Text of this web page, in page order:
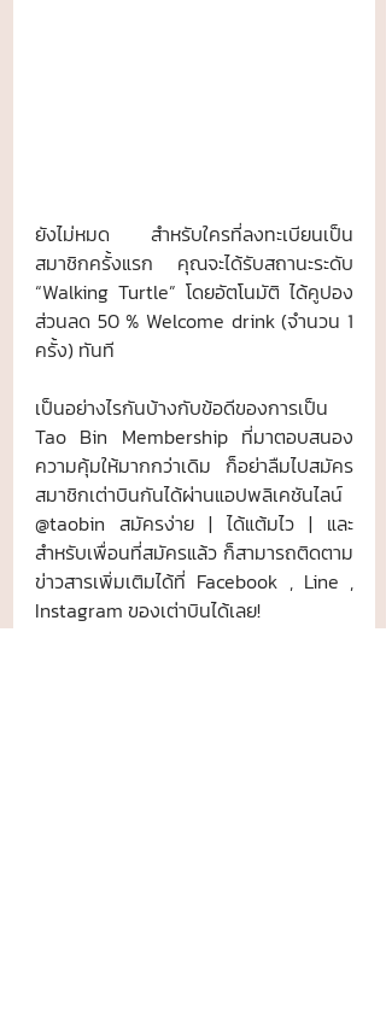
ยังไม่หมด สำหรับใครที่ลงทะเบียนเป็น
สมาชิกครั้งแรก คุณจะได้รับสถานะระดับ
“Walking Turtle” โดยอัตโนมัติ ได้คูปอง
ส่วนลด 50 % Welcome drink (จำนวน 1
ครั้ง) ทันที
เป็นอย่างไรกันบ้างกับข้อดีของการเป็น
Tao Bin Membership ที่มาตอบสนอง
ความคุ้มให้มากกว่าเดิม ก็อย่าลืมไปสมัคร
สมาชิกเต่าบินกันได้ผ่านแอปพลิเคชันไลน์
@taobin สมัครง่าย | ได้แต้มไว | และ
สำหรับเพื่อนที่สมัครแล้ว ก็สามารถติดตาม
ข่าวสารเพิ่มเติมได้ที่ Facebook , Line ,
Instagram ของเต่าบินได้เลย!